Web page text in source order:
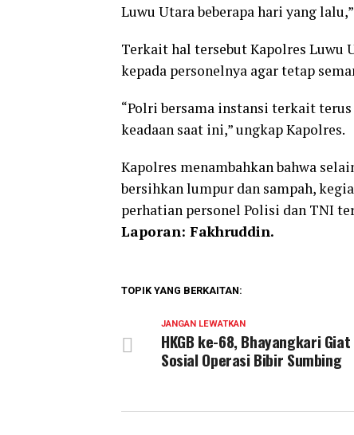
Luwu Utara beberapa hari yang
Terkait hal tersebut Kapolres Luwu
kepada personelnya agar tetap
“Polri bersama instansi terkait
keadaan saat ini,” ungkap Kapolres.
Kapolres menambahkan bahwa
bersihkan lumpur dan sampah,
perhatian personel Polisi dan TNI
Laporan: Fakhruddin.
TOPIK YANG BERKAITAN:
JANGAN LEWATKAN
HKGB ke-68, Bhayangkari
Sosial Operasi Bibir Sumbing